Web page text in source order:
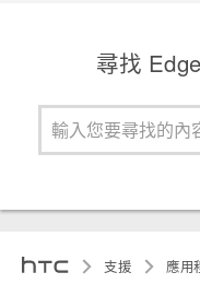
尋找
支援 應用